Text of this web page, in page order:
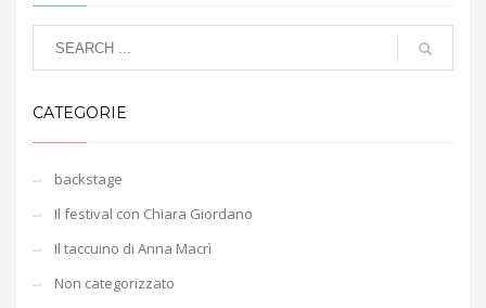
CATEGORIE
backstage
Il festival con Chiara Giordano
Il taccuino di Anna Macrì
Non categorizzato